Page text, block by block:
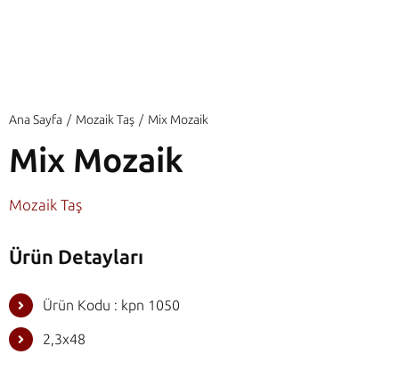
Ana Sayfa Mozaik Taş Mix Mozaik
Mix Mozaik
Mozaik Taş
Ürün Detayları
Ürün Kodu : kpn 1050
2,3x48